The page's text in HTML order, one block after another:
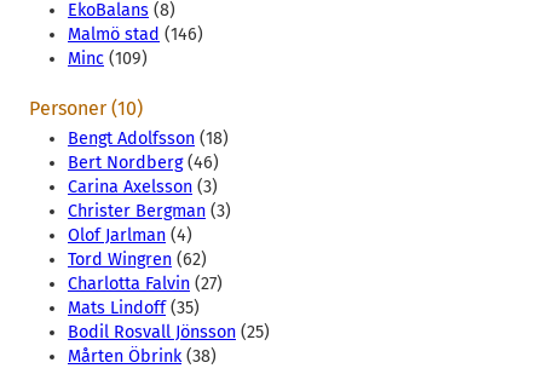
EkoBalans (8)
Malmö stad (146)
Minc (109)
Personer (10)
Bengt Adolfsson (18)
Bert Nordberg(46)
Carina Axelsson (3)
Christer Bergman (3)
Olof Jarlman (4)
Tord Wingren (62)
Charlotta Falvin (27)
Mats Lindoff(35)
Bodil Rosvall Jönsson (25)
Mårten Öbrink(38)